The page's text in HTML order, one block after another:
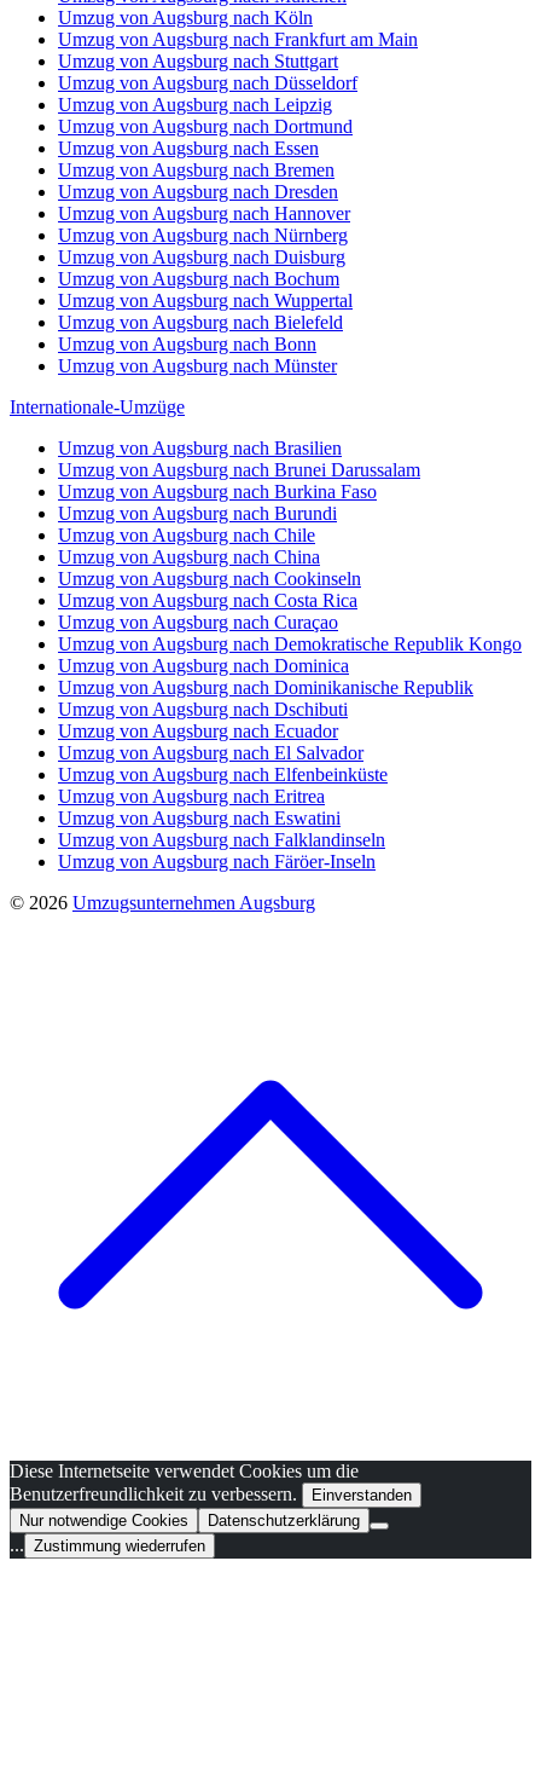
Umzug von Augsburg nach Köln
Umzug von Augsburg nach Frankfurt am Main
Umzug von Augsburg nach Stuttgart
Umzug von Augsburg nach Düsseldorf
Umzug von Augsburg nach Leipzig
Umzug von Augsburg nach Dortmund
Umzug von Augsburg nach Essen
Umzug von Augsburg nach Bremen
Umzug von Augsburg nach Dresden
Umzug von Augsburg nach Hannover
Umzug von Augsburg nach Nürnberg
Umzug von Augsburg nach Duisburg
Umzug von Augsburg nach Bochum
Umzug von Augsburg nach Wuppertal
Umzug von Augsburg nach Bielefeld
Umzug von Augsburg nach Bonn
Umzug von Augsburg nach Münster
Internationale-Umzüge
Umzug von Augsburg nach Brasilien
Umzug von Augsburg nach Brunei Darussalam
Umzug von Augsburg nach Burkina Faso
Umzug von Augsburg nach Burundi
Umzug von Augsburg nach Chile
Umzug von Augsburg nach China
Umzug von Augsburg nach Cookinseln
Umzug von Augsburg nach Costa Rica
Umzug von Augsburg nach Curaçao
Umzug von Augsburg nach Demokratische Republik Kongo
Umzug von Augsburg nach Dominica
Umzug von Augsburg nach Dominikanische Republik
Umzug von Augsburg nach Dschibuti
Umzug von Augsburg nach Ecuador
Umzug von Augsburg nach El Salvador
Umzug von Augsburg nach Elfenbeinküste
Umzug von Augsburg nach Eritrea
Umzug von Augsburg nach Eswatini
Umzug von Augsburg nach Falklandinseln
Umzug von Augsburg nach Färöer-Inseln
© 2026 Umzugsunternehmen Augsburg
Diese Internetseite verwendet Cookies um die
Benutzerfreundlichkeit zu verbessern.
Einverstanden
Nur notwendige Cookies
Datenschutzerklärung
... Zustimmung wiederrufen